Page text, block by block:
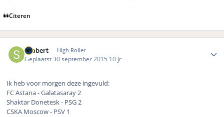
Citeren
Seabert High Roller
Geplaatst 30 september 2015 10 jr
Ik heb voor morgen deze ingevuld:
FC Astana - Galatasaray 2
Shaktar Donetesk - PSG 2
CSKA Moscow - PSV 1